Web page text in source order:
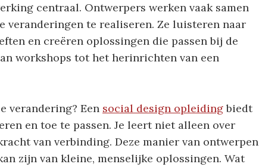
centraal. Ontwerpers werken vaak samen
veranderingen te realiseren. Ze luisteren naar
en creëren oplossingen die passen bij de
workshops tot het herinrichten van een
verandering? Een social design opleidingbiedt
en toe te passen. Je leert niet alleen over
van verbinding. Deze manier van ontwerpen
zijn van kleine, menselijke oplossingen. Wat